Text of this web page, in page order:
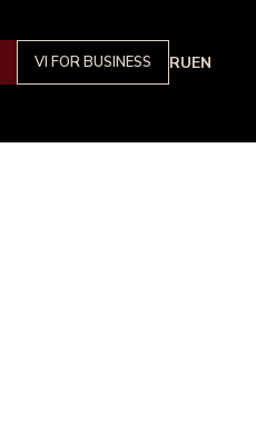
VI FOR BUSINESS RUEN